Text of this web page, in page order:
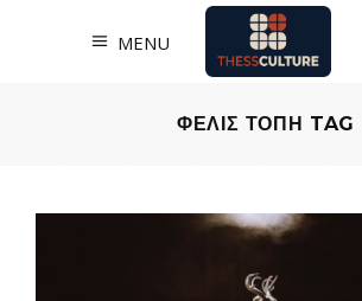
MENU
ΦΕΛΙΣ ΤΟΠΗ TAG